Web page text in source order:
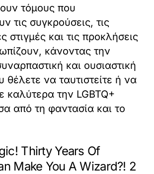
τόμους που
τις συγκρούσεις, τις
στιγμές και τις προκλήσεις
κάνοντας την
και ουσιαστική
θέλετε να ταυτιστείτε ή να
καλύτερα την LGBTQ+
από τη φαντασία και το
Thirty Years Of
Make You A Wizard?! 2